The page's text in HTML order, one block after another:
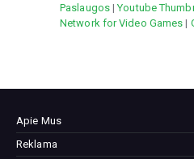
Paslaugos|Youtube
Network for Video Games |
Apie Mus
Reklama